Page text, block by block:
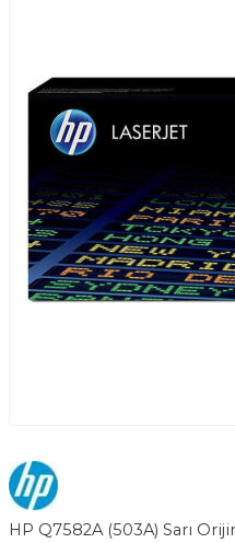
HP Q7582A (503A) Sarı